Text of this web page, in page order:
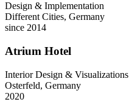
Design & Implementation
Different Cities, Germany
since 2014
Atrium Hotel
Interior Design & Visualizations
Osterfeld, Germany
2020